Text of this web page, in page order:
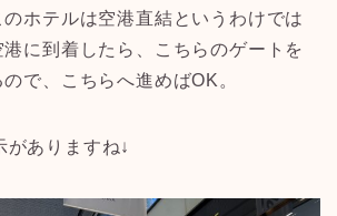
ホテルは空港直結というわけでは
に到着したら、こちらのゲートを
で、こちらへ進めばOK。
がありますね↓